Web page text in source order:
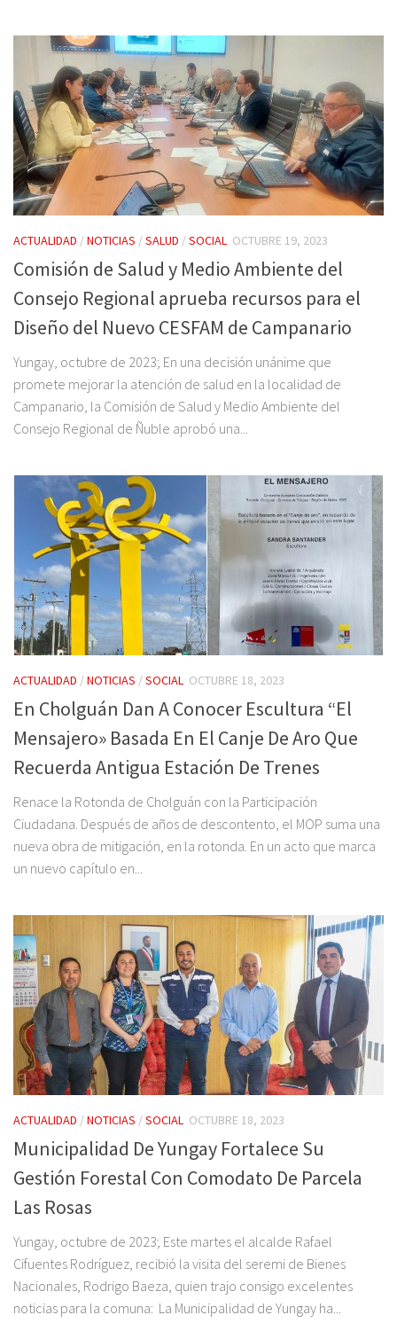
ACTUALIDAD /NOTICIAS /SALUD /SOCIAL OCTUBRE 19, 2023
Comisión de Salud y Medio Ambiente del
Consejo Regional aprueba recursos para el
Diseño del Nuevo CESFAM de Campanario
Yungay, octubre de 2023; En una decisión unánime que
promete mejorar la atención de salud en la localidad de
Campanario, la Comisión de Salud y Medio Ambiente del
Consejo Regional de Ñuble aprobó una...
ACTUALIDAD /NOTICIAS /SOCIAL OCTUBRE 18, 2023
En Cholguán Dan A Conocer Escultura “El
Mensajero» Basada En El Canje De Aro Que
Recuerda Antigua Estación De Trenes
Renace la Rotonda de Cholguán con la Participación
Ciudadana. Después de años de descontento, el MOP suma una
nueva obra de mitigación, en la rotonda. En un acto que marca
un nuevo capítulo en...
ACTUALIDAD /NOTICIAS /SOCIAL OCTUBRE 18, 2023
Municipalidad De Yungay Fortalece Su
Gestión Forestal Con Comodato De Parcela
Las Rosas
Yungay, octubre de 2023; Este martes el alcalde Rafael
Cifuentes Rodríguez, recibió la visita del seremi de Bienes
Nacionales, Rodrigo Baeza, quien trajo consigo excelentes
noticias para la comuna: La Municipalidad de Yungay ha...